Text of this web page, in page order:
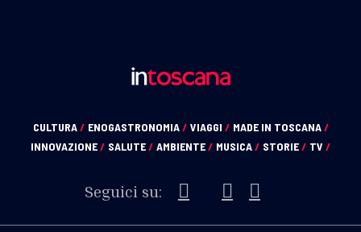
CULTURA/ ENOGASTRONOMIA/ VIAGGI / MADE IN TOSCANA/
INNOVAZIONE/ SALUTE/ AMBIENTE/ MUSICA/ STORIE/ TV /
Seguici su: